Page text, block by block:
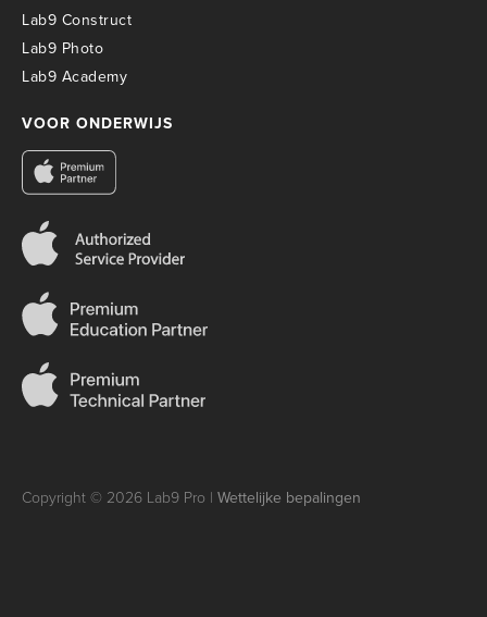
Lab9 Construct
Lab9 Photo
Lab9 Academy
VOOR ONDERWIJS
Copyright © 2026 Lab9 Pro | Wettelijke bepalingen